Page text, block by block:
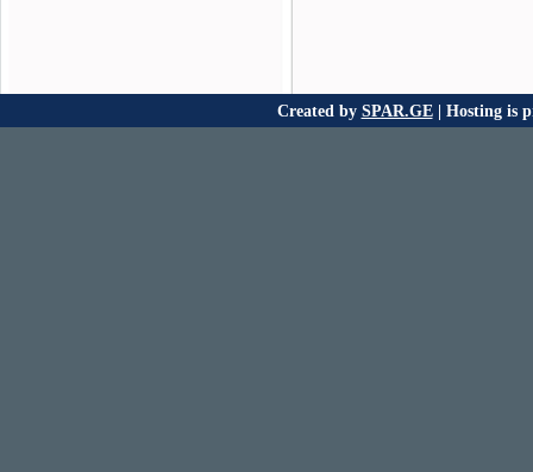
Created by SPAR.GE| Hosting is